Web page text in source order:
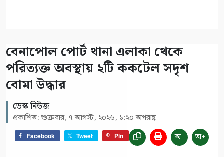
বেনাপোল পোর্ট থানা এলাকা থেকে
পরিত্যক্ত অবস্থায় ২টি ককটেল সদৃশ
বোমা উদ্ধার
ডেস্ক নিউজ
প্রকাশিত: শুক্রবার, ৭ আগস্ট, ২০২৬, ১:২০ অপরাহ্ণ
Facebook Tweet Pin অ- অ+